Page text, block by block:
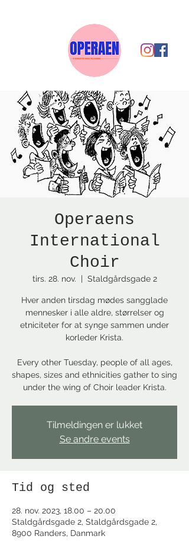
Operaens
International
Choir
tirs. 28. nov.
  |
Staldgårdsgade 2
Hver anden tirsdag mødes sangglade
mennesker i alle aldre, størrelser og
etniciteter for at synge sammen under
korleder Krista.
Every other Tuesday, people of all ages,
shapes, sizes and ethnicities gather to sing
under the wing of Choir leader Krista.
Tilmeldingen er lukket
Se andre events
Tid og sted
28. nov. 2023, 18.00 – 20.00
Staldgårdsgade 2, Staldgårdsgade 2,
8900 Randers, Danmark